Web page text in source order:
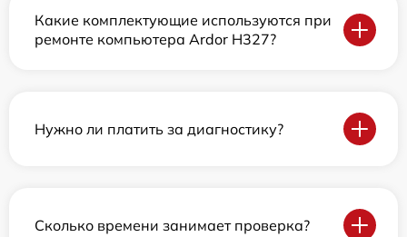
Какие комплектующие используются при
ремонте компьютера Ardor H327?
Нужно ли платить за диагностику?
Сколько времени занимает проверка?